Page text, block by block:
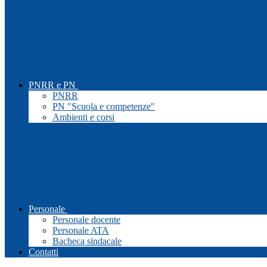
PNRR e PN
PNRR
PN "Scuola e competenze"
Ambienti e corsi
Personale
Personale docente
Personale ATA
Bacheca sindacale
Contatti